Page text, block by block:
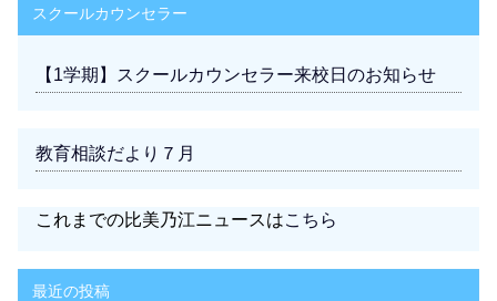
スクールカウンセラー
【1学期】スクールカウンセラー来校日のお知らせ
教育相談だより７月
これまでの比美乃江ニュースはこちら
最近の投稿